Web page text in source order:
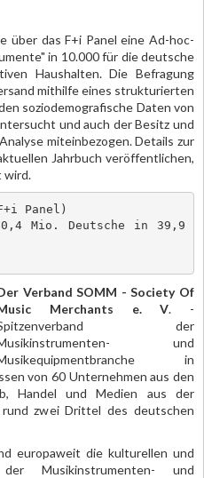
über das F+i Panel eine Ad-hoc-
in 10.000 für die deutsche
Haushalten. Die Befragung
mithilfe eines strukturierten
soziodemografische Daten von
und auch der Besitz und
miteinbezogen. Details zur
Jahrbuch veröffentlichen,
wird.
Panel)
Mio. Deutsche in 39,9
Verband SOMM - Society Of
Merchants e. V. -
der
und
in
von 60 Unternehmen aus den
Handel und Medien aus der
zwei Drittel des deutschen
europaweit die kulturellen und
Musikinstrumenten- und